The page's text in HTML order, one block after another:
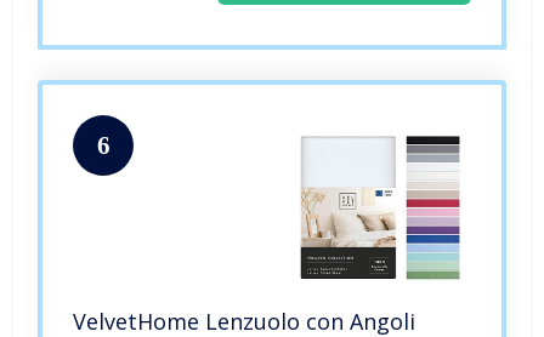
6
VelvetHome Lenzuolo con Angoli